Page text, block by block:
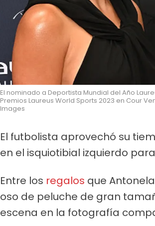
El nominado a Deportista Mundial del Año
Premios Laureus World Sports 2023 en Cour
Images
El futbolista aprovechó su
en el isquiotibial izquierdo
Entre los regalos que
oso de peluche de gran
escena en la fotografía